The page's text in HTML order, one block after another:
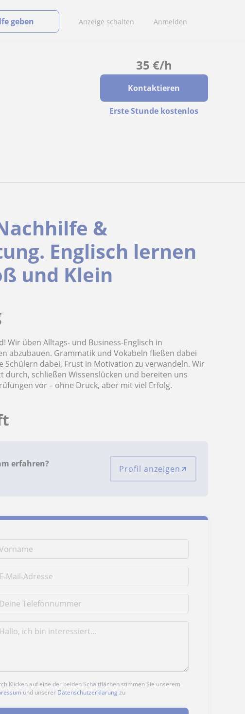
Anzeige schalten Anmelden
geben
35 €/h
Kontaktieren
Erste Stunde kostenlos
&
Englisch lernen
und Klein
Wir üben Alltags- und Business-Englisch in
abzubauen. Grammatik und Vokabeln fließen dabei
Schülern dabei, Frust in Motivation zu verwandeln. Wir
schließen Wissenslücken und bereiten uns
vor – ohne Druck, aber mit viel Erfolg.
erfahren?
Profil anzeigen
Klicken auf eine der beiden Schaltflächen stimmen Sie unserem
und unserer Datenschutzerklärung zu